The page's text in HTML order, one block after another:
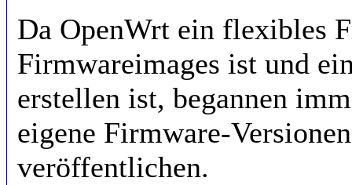
Da OpenWrt ein flexibles
Firmwareimages ist und
erstellen ist, begannen
eigene Firmware-
veröffentlichen.